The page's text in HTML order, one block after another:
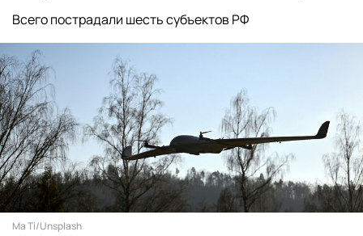
Всего пострадали шесть субъектов РФ
Ma Ti/Unsplash